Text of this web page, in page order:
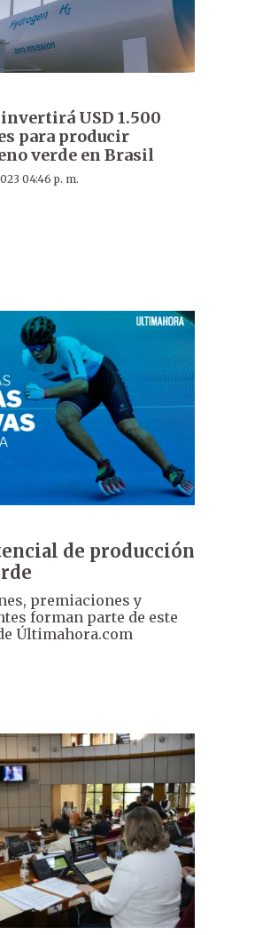
USD 1.500
para producir
verde en Brasil
04:46 p. m.
de producción
premiaciones y
forman parte de este
Últimahora.com